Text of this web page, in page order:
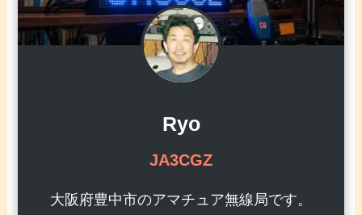
Ryo
JA3CGZ
大阪府豊中市のアマチュア無線局です。